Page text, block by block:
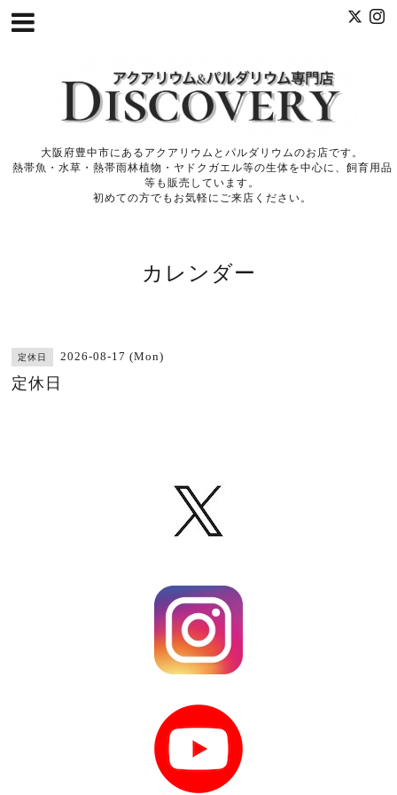
大阪府豊中市にあるアクアリウムとパルダリウムのお店です。
熱帯魚・水草・熱帯雨林植物・ヤドクガエル等の生体を中心に、飼育用品
等も販売しています。
初めての方でもお気軽にご来店ください。
カレンダー
定休日 2026-08-17 (Mon)
定休日